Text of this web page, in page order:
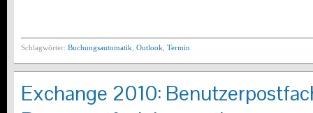
Schlagwörter: Buchungsautomatik Outlook Termin
Exchange 2010: